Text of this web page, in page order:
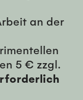
an der
5 € zzgl.